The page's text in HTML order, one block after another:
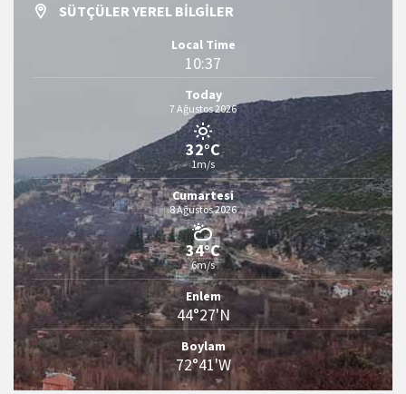
SÜTÇÜLER YEREL BILGILER
Local Time
10:37
Today
7 Ağustos 2026
32°C
1m/s
Cumartesi
8 Ağustos 2026
34°C
6m/s
Enlem
44°27'N
Boylam
72°41'W